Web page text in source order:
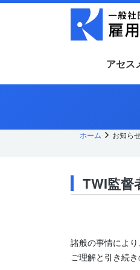
メ
へ
アセス
ホーム お知ら
TWI監
諸般の事情によ
ご理解と引き続